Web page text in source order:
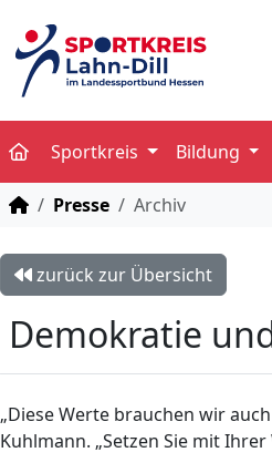
Sportkreis Bildung
STARTSEITE
Presse Archiv
zurück zur Übersicht
Demokratie
„Diese Werte brauchen wir
Kuhlmann. „Setzen Sie mit